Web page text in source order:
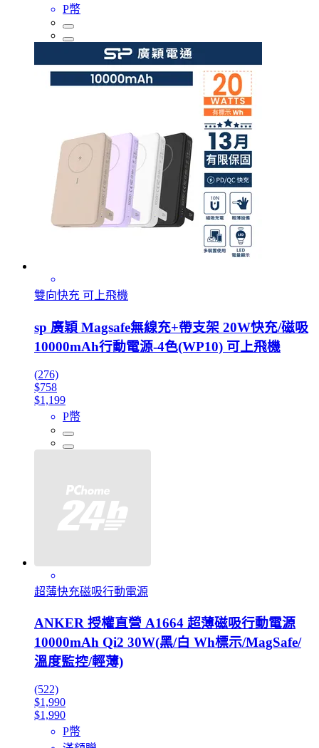
P幣
雙向快充 可上飛機
sp 廣穎 Magsafe無線充+帶支架 20W快充/磁吸
10000mAh行動電源-4色(WP10) 可上飛機
(276)
$758
$1,199
P幣
超薄快充磁吸行動電源
ANKER 授權直營 A1664 超薄磁吸行動電源
10000mAh Qi2 30W(黑/白 Wh標示/MagSafe/
溫度監控/輕薄)
(522)
$1,990
$1,990
P幣